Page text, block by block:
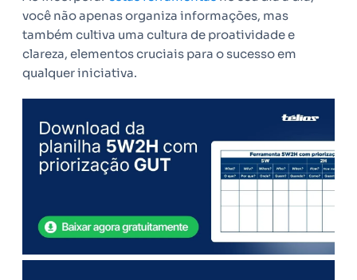
você não apenas organiza informações, mas
também cultiva uma cultura de proatividade e
clareza, elementos cruciais para o sucesso em
qualquer iniciativa.